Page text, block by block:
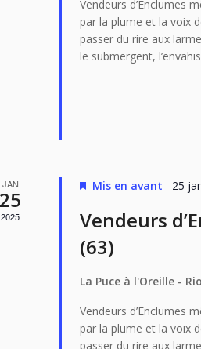
Vendeurs d’Enclumes
par la plume et la voix
passer du rire aux
le submergent,
JAN
25
2025
Mis en avant 25
Vendeurs
(63)
La Puce à l'Oreille -
Vendeurs d’Enclumes
par la plume et la voix
passer du rire aux